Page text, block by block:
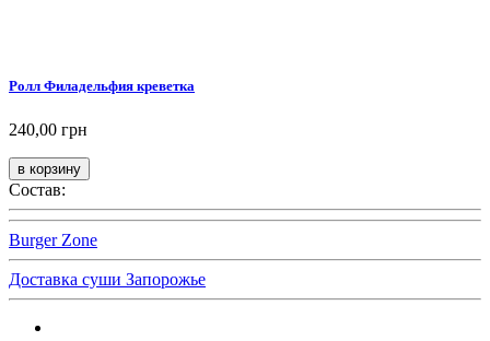
Ролл Филадельфия креветка
240,00 грн
Состав:
Burger Zone
Доставка суши Запорожье